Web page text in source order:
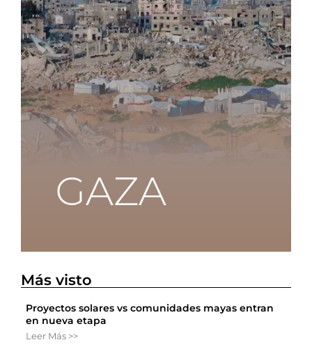
Más visto
Proyectos solares vs comunidades mayas entran
en nueva etapa
Leer Más >>